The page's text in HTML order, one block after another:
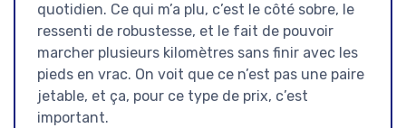
quotidien. Ce qui m’a plu, c’est le côté sobre, le
ressenti de robustesse, et le fait de pouvoir
marcher plusieurs kilomètres sans finir avec les
pieds en vrac. On voit que ce n’est pas une paire
jetable, et ça, pour ce type de prix, c’est
important.